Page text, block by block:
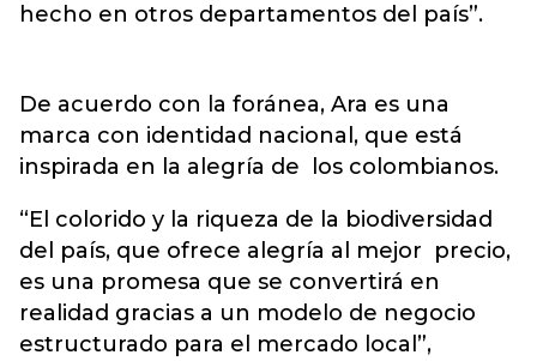
hecho en otros departamentos del país”.
De acuerdo con la foránea, Ara es una
marca con identidad nacional, que está
inspirada en la alegría de los colombianos.
“El colorido y la riqueza de la biodiversidad
del país, que ofrece alegría al mejor precio,
es una promesa que se convertirá en
realidad gracias a un modelo de negocio
estructurado para el mercado local”,